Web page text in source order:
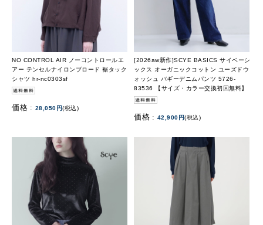
NO CONTROL AIR ノーコントロールエ
アー テンセルナイロンブロード 裾タック
シャツ hr-nc0303sf
価格 : 28,050円(税込)
[2026aw新作]SCYE BASICS サイベーシ
ックス オーガニックコットン ユーズドウ
ォッシュ バギーデニムパンツ 5726-
83536 【サイズ・カラー交換初回無料】
価格 : 42,900円(税込)